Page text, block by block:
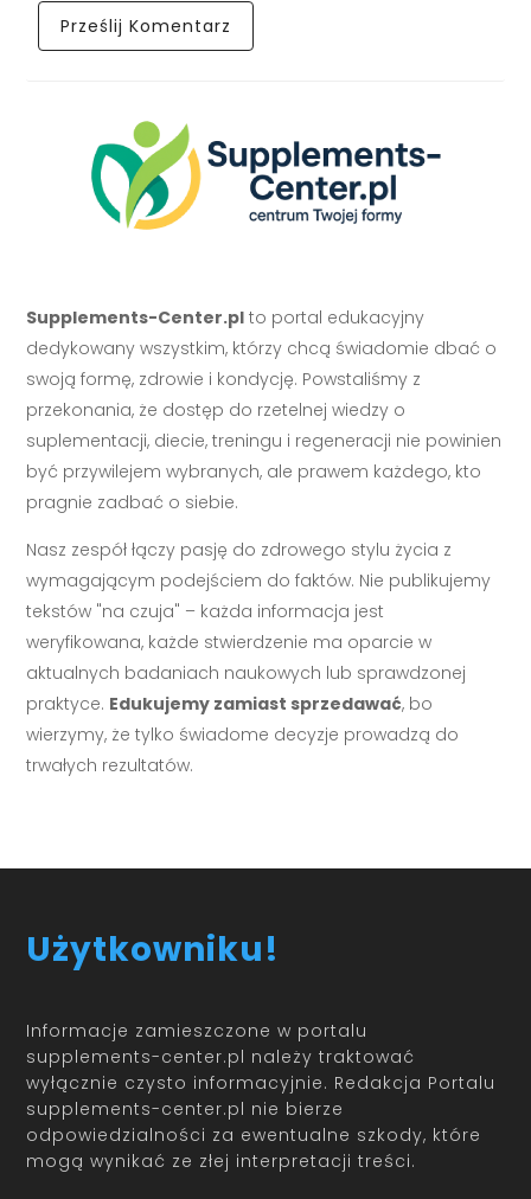
Supplements-Center.pl to portal edukacyjny
dedykowany wszystkim, którzy chcą świadomie dbać o
swoją formę, zdrowie i kondycję. Powstaliśmy z
przekonania, że dostęp do rzetelnej wiedzy o
suplementacji, diecie, treningu i regeneracji nie powinien
być przywilejem wybranych, ale prawem każdego, kto
pragnie zadbać o siebie.
Nasz zespół łączy pasję do zdrowego stylu życia z
wymagającym podejściem do faktów. Nie publikujemy
tekstów "na czuja" – każda informacja jest
weryfikowana, każde stwierdzenie ma oparcie w
aktualnych badaniach naukowych lub sprawdzonej
praktyce. Edukujemy zamiast sprzedawać, bo
wierzymy, że tylko świadome decyzje prowadzą do
trwałych rezultatów.
Użytkowniku!
Informacje zamieszczone w portalu
supplements-center.pl należy traktować
wyłącznie czysto informacyjnie. Redakcja Portalu
supplements-center.pl nie bierze
odpowiedzialności za ewentualne szkody, które
mogą wynikać ze złej interpretacji treści.